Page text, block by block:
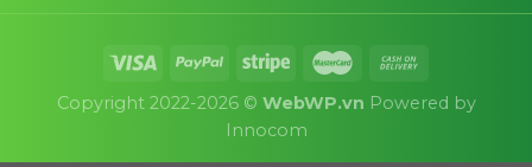
Copyright 2022-2026 © WebWP.vn Powered by
Innocom